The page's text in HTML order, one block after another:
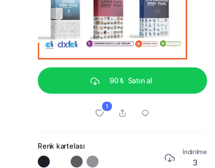
90 ₺ Satın al
1
Renk kartelası
İndirilme
3